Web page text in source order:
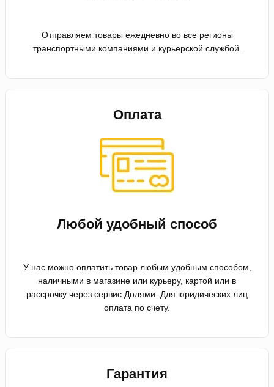
Отправляем товары ежедневно во все регионы
транспортными компаниями и курьерской службой.
Оплата
Любой удобный способ
У нас можно оплатить товар любым удобным способом,
наличными в магазине или курьеру, картой или в
рассрочку через сервис Долями. Для юридических лиц
оплата по счету.
Гарантия